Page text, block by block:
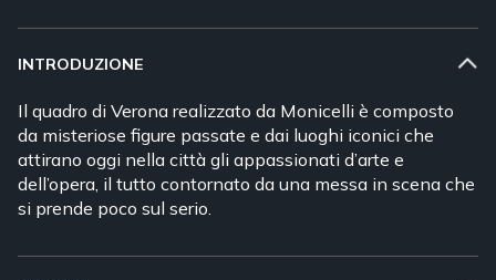
INTRODUZIONE
Il quadro di Verona realizzato da Monicelli è composto
da misteriose figure passate e dai luoghi iconici che
attirano oggi nella città gli appassionati d’arte e
dell’opera, il tutto contornato da una messa in scena che
si prende poco sul serio.